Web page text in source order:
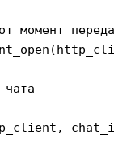
момент
чата